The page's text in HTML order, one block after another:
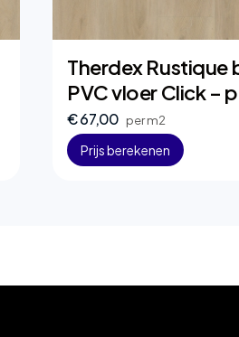
Therdex Rustique
PVC vloer Click –
€ 67,00 per m2
Prijs berekenen